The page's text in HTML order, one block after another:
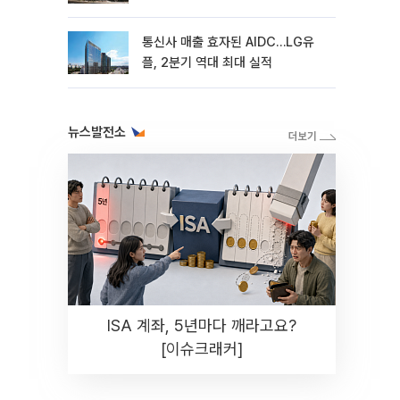
통신사 매출 효자된 AIDC…LG유
플, 2분기 역대 최대 실적
뉴스발전소
ISA 계좌, 5년마다 깨라고요?
[이슈크래커]